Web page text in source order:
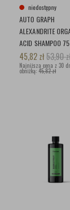
niedostępny
AUTO GRAPH
ALEXANDRITE
ACID SHAMPOO
WYSOKO
SKONCETROWANY
45,82 zł53,90
Najniższa cena z 30
obniżką: 45,82 zł